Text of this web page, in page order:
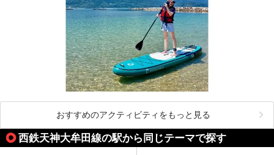
おすすめのアクティビティをもっと見る
西鉄天神大牟田線の駅から同じテーマで探す